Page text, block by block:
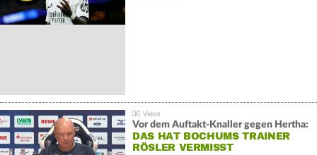
Vor dem Auftakt-Knaller gegen Hertha:
DAS HAT BOCHUMS TRAINER
RÖSLER VERMISST